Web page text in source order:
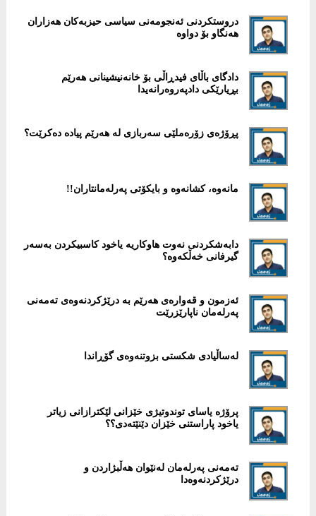
دروستكردنی ئەنجومەنی سیاسی حیزبەكان هەزاران
هەنگاو بۆ دواوە
دادگای باڵای فیدڕاڵی بۆ خانەنیشینانی هەرێم
بڕیارێكی دادپەروەرانەیدا
پڕۆژەى زۆرەملێى سەربازى لە هەرێم پیادە دەکرێت؟
مانەوە، كشانەوە و بایكۆتی پەرلەمانتاران!!
دابەشكردنی نەوت هاوكاریە یاخود كاسبیكردن بەسەر
گیرفانی خەڵکەوە؟
‎ئەزمون و قەوارەی هەرێم بە درێژكردنەوەی تەمەنی
پەرلەمان ناپارێزرێت
لەساڵیادی شكستی بزوتنەوەی گۆڕاندا
پرۆژە یاسای توندوتیژی خێزانی لێكترازانی زیاتر
یاخود پاراستنی خێزان دێنێتەدی؟؟
تەمەنی پەرلەمان لەنێوان هەڵبژاردن و
درێژکردنەوەدا